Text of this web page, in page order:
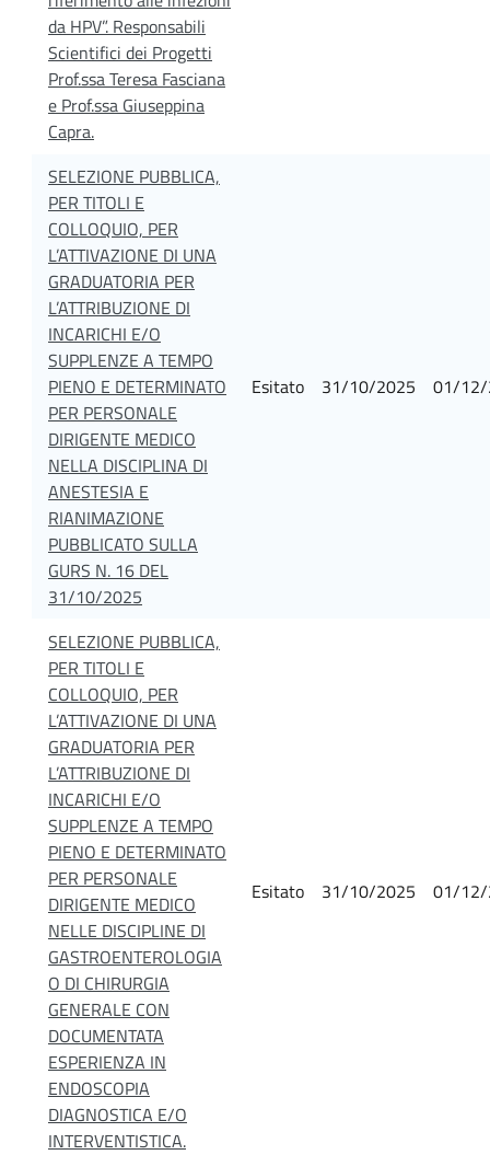
da HPV”. Responsabili
Scientifici dei Progetti
Prof.ssa Teresa Fasciana
e Prof.ssa Giuseppina
Capra.
SELEZIONE PUBBLICA,
PER TITOLI E
COLLOQUIO, PER
L’ATTIVAZIONE DI UNA
GRADUATORIA PER
L’ATTRIBUZIONE DI
INCARICHI E/O
SUPPLENZE A TEMPO
PIENO E DETERMINATO
PER PERSONALE
DIRIGENTE MEDICO
NELLA DISCIPLINA DI
ANESTESIA E
RIANIMAZIONE
PUBBLICATO SULLA
GURS N. 16 DEL
31/10/2025
Esitato 31/10/2025 01/
SELEZIONE PUBBLICA,
PER TITOLI E
COLLOQUIO, PER
L’ATTIVAZIONE DI UNA
GRADUATORIA PER
L’ATTRIBUZIONE DI
INCARICHI E/O
SUPPLENZE A TEMPO
PIENO E DETERMINATO
PER PERSONALE
DIRIGENTE MEDICO
NELLE DISCIPLINE DI
GASTROENTEROLOGIA
O DI CHIRURGIA
GENERALE CON
DOCUMENTATA
ESPERIENZA IN
ENDOSCOPIA
DIAGNOSTICA E/O
INTERVENTISTICA.
Esitato 31/10/2025 01/